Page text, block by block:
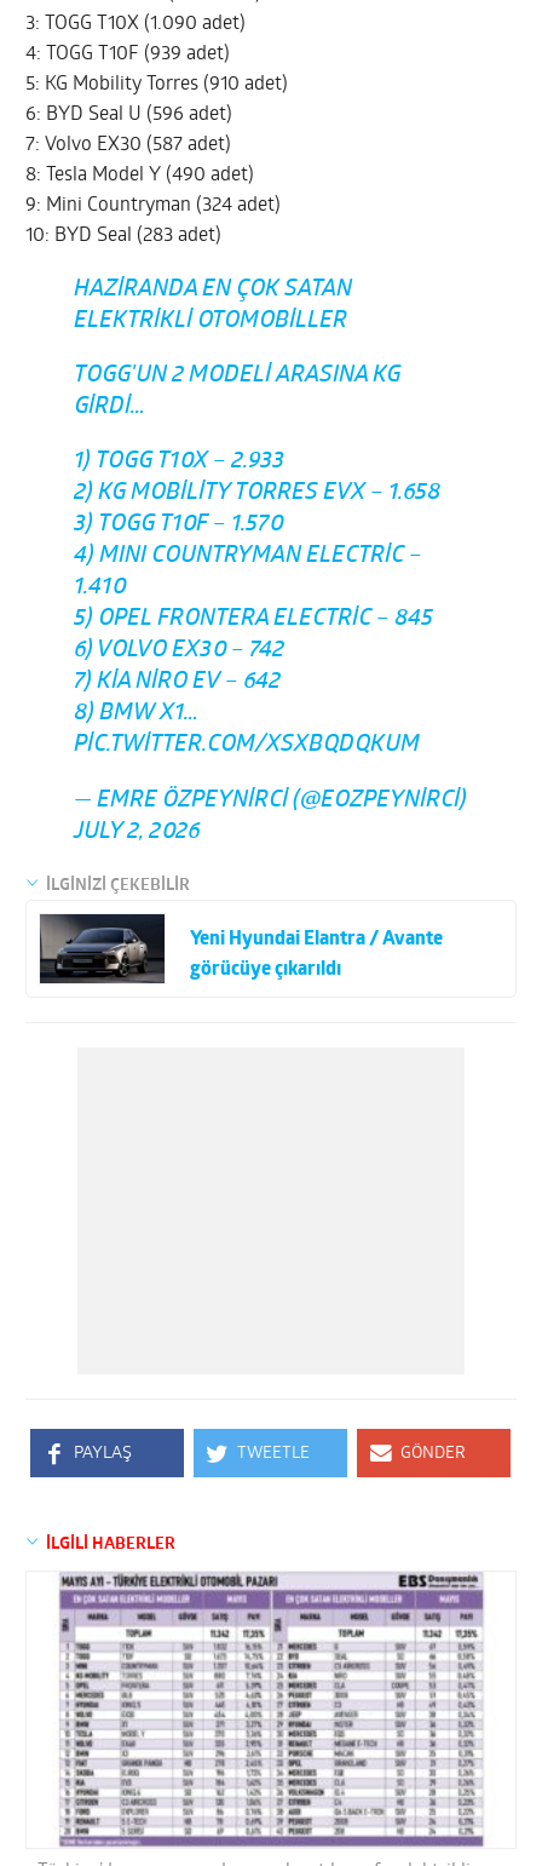
3: TOGG T10X (1.090 adet)
4: TOGG T10F (939 adet)
5: KG Mobility Torres (910 adet)
6: BYD Seal U (596 adet)
7: Volvo EX30 (587 adet)
8: Tesla Model Y (490 adet)
9: Mini Countryman (324 adet)
10: BYD Seal (283 adet)
HAZIRANDA EN ÇOK SATAN
ELEKTRIKLI OTOMOBILLER
TOGG'UN 2 MODELI ARASINA KG
GIRDI…
1) TOGG T10X – 2.933
2) KG MOBILITY TORRES EVX – 1.658
3) TOGG T10F – 1.570
4) MINI COUNTRYMAN ELECTRIC –
1.410
5) OPEL FRONTERA ELECTRIC – 845
6) VOLVO EX30 – 742
7) KIA NIRO EV – 642
8) BMW X1…
PIC.TWITTER.COM/XSXBQDQKUM
— EMRE ÖZPEYNIRCI (@EOZPEYNIRCI)
JULY 2, 2026
İLGİNİZİ ÇEKEBİLİR
Yeni Hyundai Elantra / Avante
görücüye çıkarıldı
PAYLAŞ TWEETLE GÖNDER
İLGİLİ HABERLER